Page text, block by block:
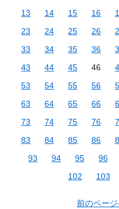
13
14 15 16
23
24 25 26
33
34 35 36
43
44 45 46
53
54 55 56
63
64 65 66
73
74 75 76
83
84 85 86
93
94 95 96
102
103
前のペー